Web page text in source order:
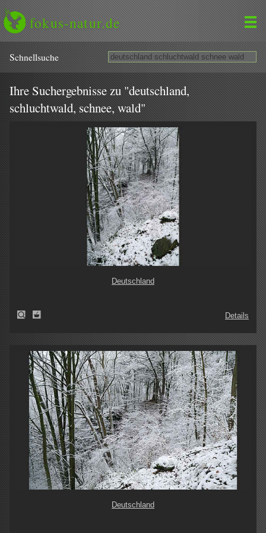
fokus-natur.de
Schnell­suche
Ihre Suchergebnisse zu "deutschland,
schluchtwald, schnee, wald"
Deutschland
Details
Deutschland